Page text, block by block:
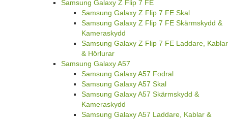
Samsung Galaxy Z Flip 7 FE
Samsung Galaxy Z Flip 7 FE Skal
Samsung Galaxy Z Flip 7 FE Skärmskydd &
Kameraskydd
Samsung Galaxy Z Flip 7 FE Laddare, Kablar
& Hörlurar
Samsung Galaxy A57
Samsung Galaxy A57 Fodral
Samsung Galaxy A57 Skal
Samsung Galaxy A57 Skärmskydd &
Kameraskydd
Samsung Galaxy A57 Laddare, Kablar &